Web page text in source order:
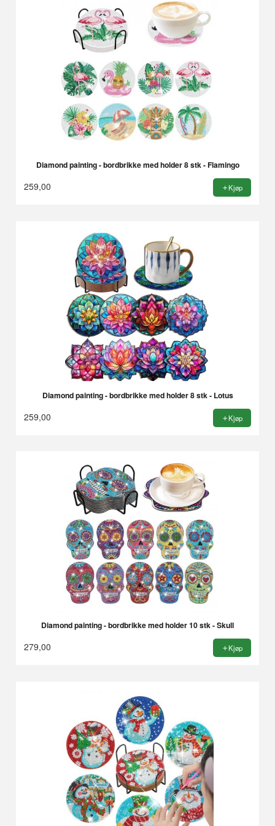
Diamond painting - bordbrikke med holder 8 stk - Flamingo
259,00 Kjøp
Diamond painting - bordbrikke med holder 8 stk - Lotus
259,00 Kjøp
Diamond painting - bordbrikke med holder 10 stk - Skull
279,00 Kjøp